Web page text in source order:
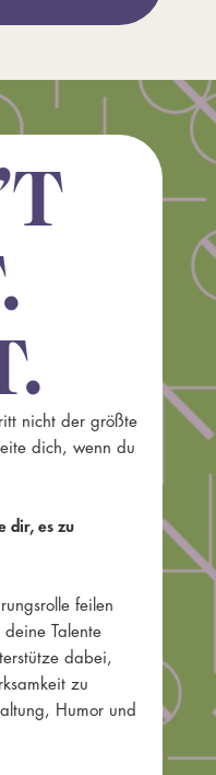
nicht der größte
dich, wenn du
dir, es zu
feilen
Talente
dabei,
zu
Humor und